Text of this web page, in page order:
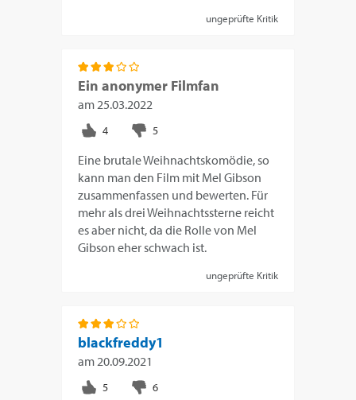
ungeprüfte Kritik
Ein anonymer Filmfan
am25.03.2022
Eine brutale Weihnachtskomödie, so
kann man den Film mit Mel Gibson
zusammenfassen und bewerten. Für
mehr als drei Weihnachtssterne reicht
es aber nicht, da die Rolle von Mel
Gibson eher schwach ist.
ungeprüfte Kritik
blackfreddy1
am20.09.2021